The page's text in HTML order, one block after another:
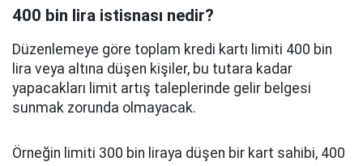
400 bin lira istisnası nedir?
Düzenlemeye göre toplam kredi kartı limiti 400 bin
lira veya altına düşen kişiler, bu tutara kadar
yapacakları limit artış taleplerinde gelir belgesi
sunmak zorunda olmayacak.
Örneğin limiti 300 bin liraya düşen bir kart sahibi, 400